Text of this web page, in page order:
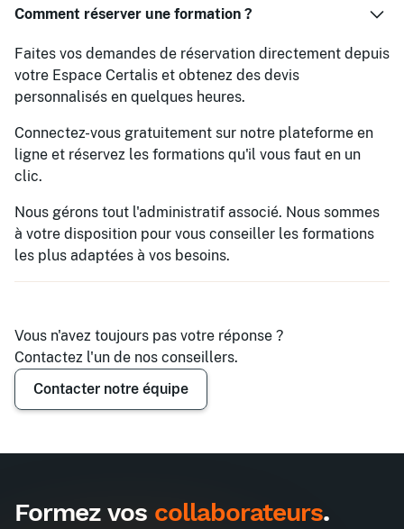
Comment réserver une formation ?
Faites vos demandes de réservation directement depuis
votre Espace Certalis et obtenez des devis
personnalisés en quelques heures.
Connectez-vous gratuitement sur notre plateforme en
ligne et réservez les formations qu'il vous faut en un
clic.
Nous gérons tout l'administratif associé. Nous sommes
à votre disposition pour vous conseiller les formations
les plus adaptées à vos besoins.
Vous n'avez toujours pas votre réponse ?
Contactez l'un de nos conseillers.
Contacter notre équipe
Formez vos collaborateurs.